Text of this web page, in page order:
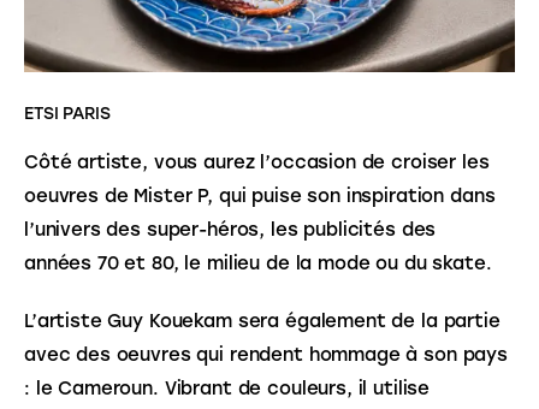
ETSI PARIS
Côté artiste, vous aurez l’occasion de croiser les
oeuvres de Mister P, qui puise son inspiration dans
l’univers des super-héros, les publicités des
années 70 et 80, le milieu de la mode ou du skate.
L’artiste Guy Kouekam sera également de la partie
avec des oeuvres qui rendent hommage à son pays
: le Cameroun. Vibrant de couleurs, il utilise